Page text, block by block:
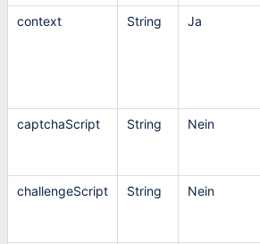
context String Ja
captchaScript String Nein
challengeScript String Nein